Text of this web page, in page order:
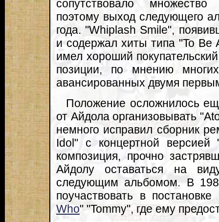
сопутствовало
поэтому выход следующего
года. "Whiplash Smile",
и содержал хиты типа "To Be
имел хороший
позиции, по мнению
авансированных двумя
Положение осложнилось
от Айдола организовывать
немного исправил сборник
Idol" с концертной
композиция, прочно
Айдолу оставаться на
следующим альбомом. В
поучаствовать в
Who" "Tommy", где ему